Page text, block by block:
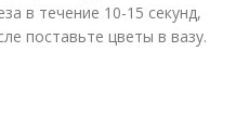
в течение 10-15 секунд,
поставьте цветы в вазу.